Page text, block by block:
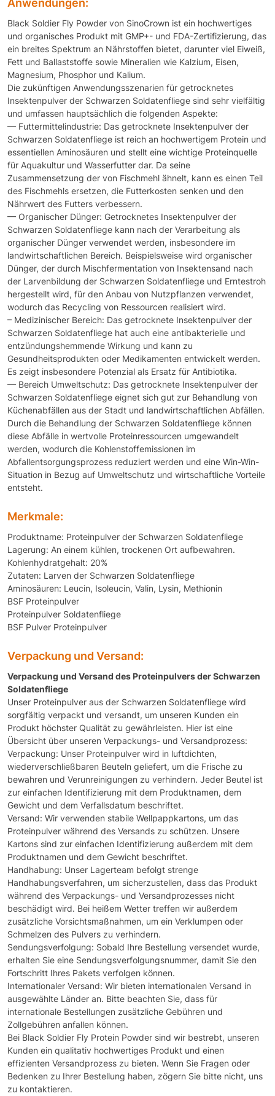
Black Soldier Fly Powder von SinoCrown ist ein hochwertiges
und organisches Produkt mit GMP+- und FDA-Zertifizierung, das
ein breites Spektrum an Nährstoffen bietet, darunter viel Eiweiß,
Fett und Ballaststoffe sowie Mineralien wie Kalzium, Eisen,
Magnesium, Phosphor und Kalium.
Die zukünftigen Anwendungsszenarien für getrocknetes
Insektenpulver der Schwarzen Soldatenfliege sind sehr vielfältig
und umfassen hauptsächlich die folgenden Aspekte:
— Futtermittelindustrie: Das getrocknete Insektenpulver der
Schwarzen Soldatenfliege ist reich an hochwertigem Protein und
essentiellen Aminosäuren und stellt eine wichtige Proteinquelle
für Aquakultur und Wasserfutter dar. Da seine
Zusammensetzung der von Fischmehl ähnelt, kann es einen Teil
des Fischmehls ersetzen, die Futterkosten senken und den
Nährwert des Futters verbessern.
— Organischer Dünger: Getrocknetes Insektenpulver der
Schwarzen Soldatenfliege kann nach der Verarbeitung als
organischer Dünger verwendet werden, insbesondere im
landwirtschaftlichen Bereich. Beispielsweise wird organischer
Dünger, der durch Mischfermentation von Insektensand nach
der Larvenbildung der Schwarzen Soldatenfliege und Erntestroh
hergestellt wird, für den Anbau von Nutzpflanzen verwendet,
wodurch das Recycling von Ressourcen realisiert wird.
– Medizinischer Bereich: Das getrocknete Insektenpulver der
Schwarzen Soldatenfliege hat auch eine antibakterielle und
entzündungshemmende Wirkung und kann zu
Gesundheitsprodukten oder Medikamenten entwickelt werden.
Es zeigt insbesondere Potenzial als Ersatz für Antibiotika.
— Bereich Umweltschutz: Das getrocknete Insektenpulver der
Schwarzen Soldatenfliege eignet sich gut zur Behandlung von
Küchenabfällen aus der Stadt und landwirtschaftlichen Abfällen.
Durch die Behandlung der Schwarzen Soldatenfliege können
diese Abfälle in wertvolle Proteinressourcen umgewandelt
werden, wodurch die Kohlenstoffemissionen im
Abfallentsorgungsprozess reduziert werden und eine Win-Win-
Situation in Bezug auf Umweltschutz und wirtschaftliche Vorteile
entsteht.
Merkmale:
Produktname: Proteinpulver der Schwarzen Soldatenfliege
Lagerung: An einem kühlen, trockenen Ort aufbewahren.
Kohlenhydratgehalt: 20%
Zutaten: Larven der Schwarzen Soldatenfliege
Aminosäuren: Leucin, Isoleucin, Valin, Lysin, Methionin
BSF Proteinpulver
Proteinpulver Soldatenfliege
BSF Pulver Proteinpulver
Verpackung und Versand:
Verpackung und Versand des Proteinpulvers der Schwarzen
Soldatenfliege
Unser Proteinpulver aus der Schwarzen Soldatenfliege wird
sorgfältig verpackt und versandt, um unseren Kunden ein
Produkt höchster Qualität zu gewährleisten. Hier ist eine
Übersicht über unseren Verpackungs- und Versandprozess:
Verpackung: Unser Proteinpulver wird in luftdichten,
wiederverschließbaren Beuteln geliefert, um die Frische zu
bewahren und Verunreinigungen zu verhindern. Jeder Beutel ist
zur einfachen Identifizierung mit dem Produktnamen, dem
Gewicht und dem Verfallsdatum beschriftet.
Versand: Wir verwenden stabile Wellpappkartons, um das
Proteinpulver während des Versands zu schützen. Unsere
Kartons sind zur einfachen Identifizierung außerdem mit dem
Produktnamen und dem Gewicht beschriftet.
Handhabung: Unser Lagerteam befolgt strenge
Handhabungsverfahren, um sicherzustellen, dass das Produkt
während des Verpackungs- und Versandprozesses nicht
beschädigt wird. Bei heißem Wetter treffen wir außerdem
zusätzliche Vorsichtsmaßnahmen, um ein Verklumpen oder
Schmelzen des Pulvers zu verhindern.
Sendungsverfolgung: Sobald Ihre Bestellung versendet wurde,
erhalten Sie eine Sendungsverfolgungsnummer, damit Sie den
Fortschritt Ihres Pakets verfolgen können.
Internationaler Versand: Wir bieten internationalen Versand in
ausgewählte Länder an. Bitte beachten Sie, dass für
internationale Bestellungen zusätzliche Gebühren und
Zollgebühren anfallen können.
Bei Black Soldier Fly Protein Powder sind wir bestrebt, unseren
Kunden ein qualitativ hochwertiges Produkt und einen
effizienten Versandprozess zu bieten. Wenn Sie Fragen oder
Bedenken zu Ihrer Bestellung haben, zögern Sie bitte nicht, uns
zu kontaktieren.